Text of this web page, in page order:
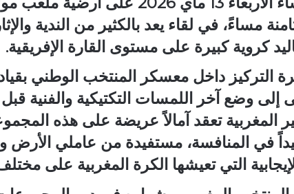
مساءً، في لقاء يعد بالكثير من الندية
كروية كبيرة على مستوى القارة الإفريقية.
التركيز داخل معسكر المنتخب الوطني
إلى وضع آخر اللمسات التكتيكية والفنية
المغربية تعقد آمالاً عريضة على هذه
في المنافسة، مستفيدة من عاملي الأرض
الإيجابية التي تعيشها الكرة المغربية على